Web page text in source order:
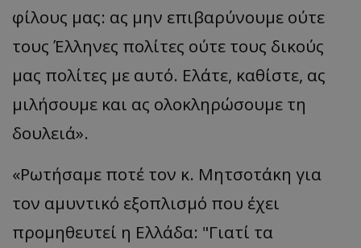
φίλους μας: ας μην επιβαρύνουμε ούτε
τους Έλληνες πολίτες ούτε τους δικούς
μας πολίτες με αυτό. Ελάτε, καθίστε, ας
μιλήσουμε και ας ολοκληρώσουμε τη
δουλειά».
«Ρωτήσαμε ποτέ τον κ. Μητσοτάκη για
τον αμυντικό εξοπλισμό που έχει
προμηθευτεί η Ελλάδα: "Γιατί τα